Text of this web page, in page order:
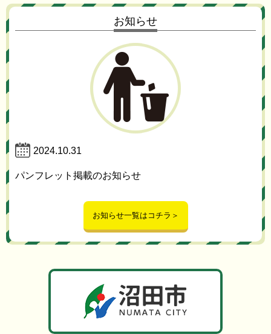
お知らせ
2024.10.31
パンフレット掲載のお知らせ
お知らせ一覧はコチラ＞